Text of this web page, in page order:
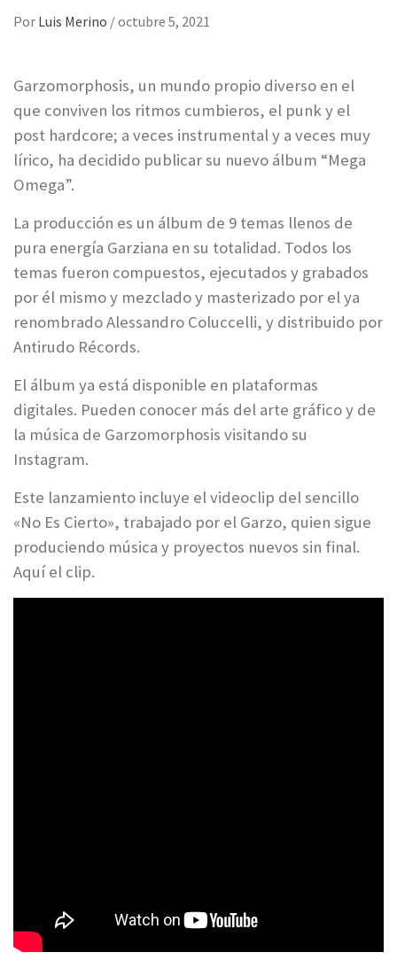
Por Luis Merino /octubre 5, 2021
Garzomorphosis, un mundo propio diverso en el
que conviven los ritmos cumbieros, el punk y el
post hardcore; a veces instrumental y a veces muy
lírico, ha decidido publicar su nuevo álbum “Mega
Omega”.
La producción es un álbum de 9 temas llenos de
pura energía Garziana en su totalidad. Todos los
temas fueron compuestos, ejecutados y grabados
por él mismo y mezclado y masterizado por el ya
renombrado Alessandro Coluccelli, y distribuido por
Antirudo Récords.
El álbum ya está disponible en plataformas
digitales. Pueden conocer más del arte gráfico y de
la música de Garzomorphosis visitando su
Instagram.
Este lanzamiento incluye el videoclip del sencillo
«No Es Cierto», trabajado por el Garzo, quien sigue
produciendo música y proyectos nuevos sin final.
Aquí el clip.